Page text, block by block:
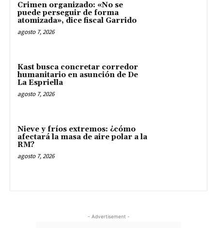
Crimen organizado: «No se
puede perseguir de forma
atomizada», dice fiscal Garrido
agosto 7, 2026
Kast busca concretar corredor
humanitario en asunción de De
La Espriella
agosto 7, 2026
Nieve y fríos extremos: ¿cómo
afectará la masa de aire polar a la
RM?
agosto 7, 2026
- Advertisement -